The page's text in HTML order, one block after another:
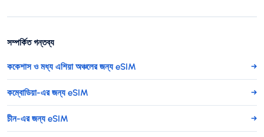
সম্পর্কিত গন্তব্য
ককেশাস ও মধ্য এশিয়া অঞ্চলের জন্য eSIM →
কম্বোডিয়া-এর জন্য eSIM →
চীন-এর জন্য eSIM →